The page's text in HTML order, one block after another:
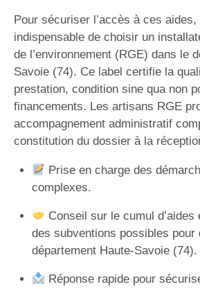
Pour sécuriser l’accès à ces
indispensable de choisir un
de l’environnement (RGE) dans le
Savoie (74). Ce label certifie la
prestation, condition sine qua non
financements. Les artisans RGE
accompagnement administratif
constitution du dossier à la
Prise en charge des
complexes.
Conseil sur le cumul d’aides
des subventions possibles pour
département Haute-Savoie (74).
Réponse rapide pour